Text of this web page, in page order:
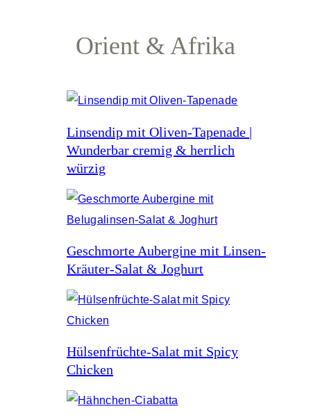
Orient & Afrika
Linsendip mit Oliven-Tapenade |
Wunderbar cremig & herrlich
würzig
Geschmorte Aubergine mit Linsen-
Kräuter-Salat & Joghurt
Hülsenfrüchte-Salat mit Spicy
Chicken